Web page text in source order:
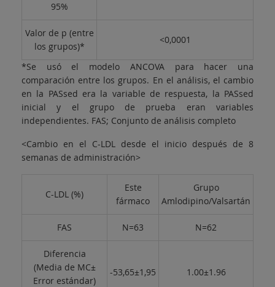
95%
Valor de p (entre
los grupos)*
<0,0001
*Se usó el modelo ANCOVA para hacer una
comparación entre los grupos. En el análisis, el cambio
en la PASsed era la variable de respuesta, la PASsed
inicial y el grupo de prueba eran variables
independientes. FAS; Conjunto de análisis completo
<Cambio en el C-LDL desde el inicio después de 8
semanas de administración>
C-LDL (%)
Este
fármaco
Grupo
Amlodipino/Valsartán
FAS N=63 N=62
Diferencia
(Media de MC±
Error estándar)
-53,65±1,95 1.00±1.96